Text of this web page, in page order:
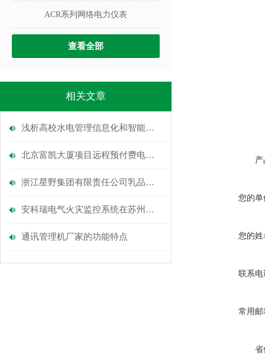
ACR系列网络电力仪表
查看全部
相关文章
浅析高校水电管理信息化和智能化的实现及能效平台的应用
北京富凯大厦项目远程预付费电能管理系统的应用-安科瑞涂志燕
浙江星野集团有限责任公司乳品厂电力监控系统的设计与应用
安科瑞电气火灾监控系统在苏州体育中心二标段项目的应用
通讯管理机厂家的功能特点
您的单
您的姓
联系电
常用邮
省